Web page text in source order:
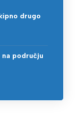
drugo
području